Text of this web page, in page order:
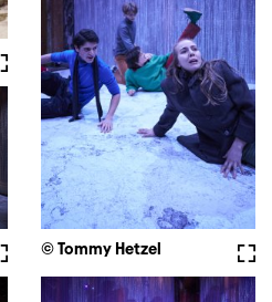
© Tommy Hetzel